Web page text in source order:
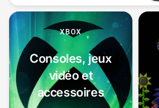
XBOX
Consoles, jeux
vidéo et
accessoires